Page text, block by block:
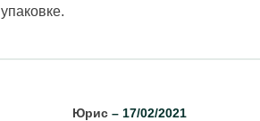
упаковке.
Юрис – 17/02/2021